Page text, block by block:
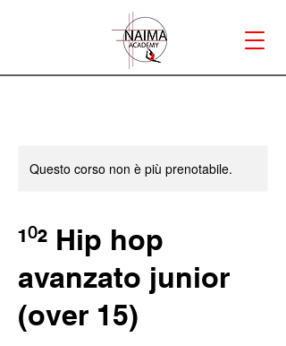
Questo corso non è più prenotabile.
¹⁰² Hip hop
avanzato junior
(over 15)